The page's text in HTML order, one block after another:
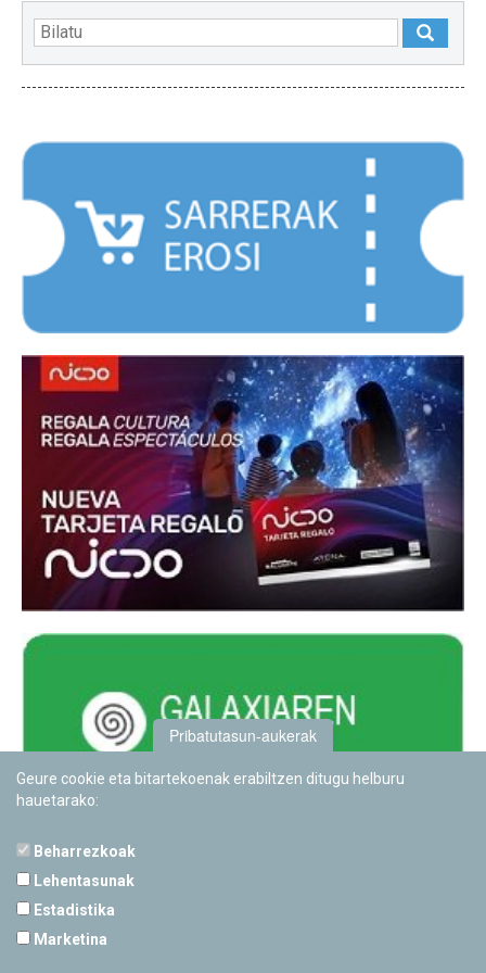
Pribatutasun-aukerak
Geure cookie eta bitartekoenak erabiltzen ditugu helburu
hauetarako:
Beharrezkoak
Lehentasunak
Estadistika
Marketina